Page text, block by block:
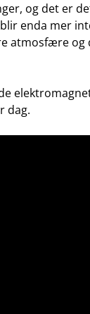
⁢og det ‌er
enda mer
atmosfære
dag.